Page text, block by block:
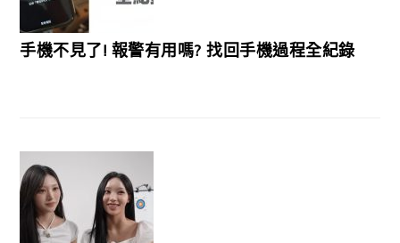
手機不見了! 報警有用嗎? 找回手機過程全紀錄